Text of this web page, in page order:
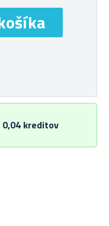
0,04 kreditov